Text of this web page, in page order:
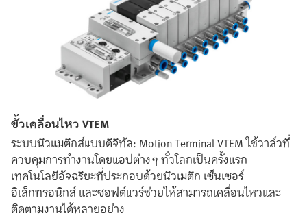
ขั้วเคลื่อนไหว VTEM
ระบบนิวแมติกส์แบบดิจิทัล: Motion Terminal VTEM ใช้วาล์วที่
ควบคุมการทำงานโดยแอปต่างๆ ทั่วโลกเป็นครั้งแรก
เทคโนโลยีอัจฉริยะที่ประกอบด้วยนิวเมติก เซ็นเซอร์
อิเล็กทรอนิกส์ และซอฟต์แวร์ช่วยให้สามารถเคลื่อนไหวและ
ติดตามงานได้หลายอย่าง